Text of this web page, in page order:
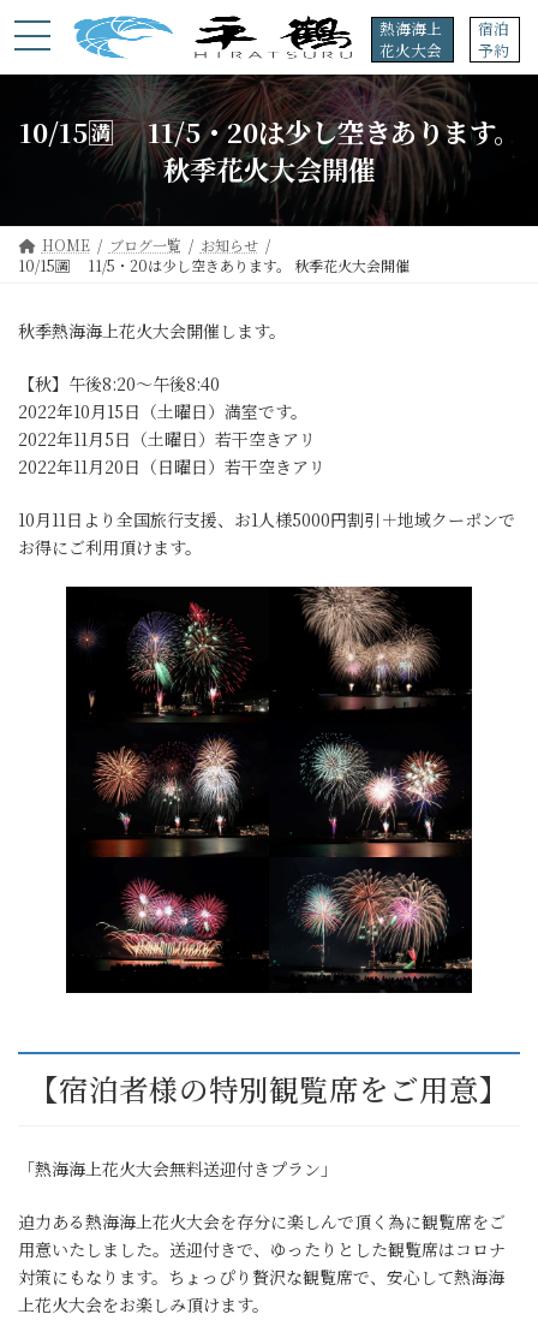
ン
プ
ビ
動
熱海海上
花火大会
宿泊
予約
10/15🈵 11/5・20は少し空きあります。
秋季花火大会開催
HOME ブログ一覧
お知らせ
10/15🈵 11/5・20は少し空きあります。 秋季花火大会開催
秋季熱海海上花火大会開催します。
【秋】午後8:20～午後8:40
2022年10月15日（土曜日）満室です。
2022年11月5日（土曜日）若干空きアリ
2022年11月20日（日曜日）若干空きアリ
10月11日より全国旅行支援、お1人様5000円割引＋地域クーポンで
お得にご利用頂けます。
【宿泊者様の特別観覧席をご用意】
「熱海海上花火大会無料送迎付きプラン」
迫力ある熱海海上花火大会を存分に楽しんで頂く為に観覧席をご
用意いたしました。送迎付きで、ゆったりとした観覧席はコロナ
対策にもなります。ちょっぴり贅沢な観覧席で、安心して熱海海
上花火大会をお楽しみ頂けます。